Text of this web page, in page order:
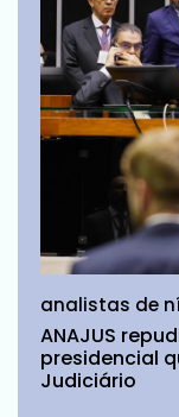
analistas de
ANAJUS
presidencial
Judiciário